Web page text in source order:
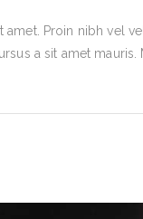
Proin nibh vel
a sit amet